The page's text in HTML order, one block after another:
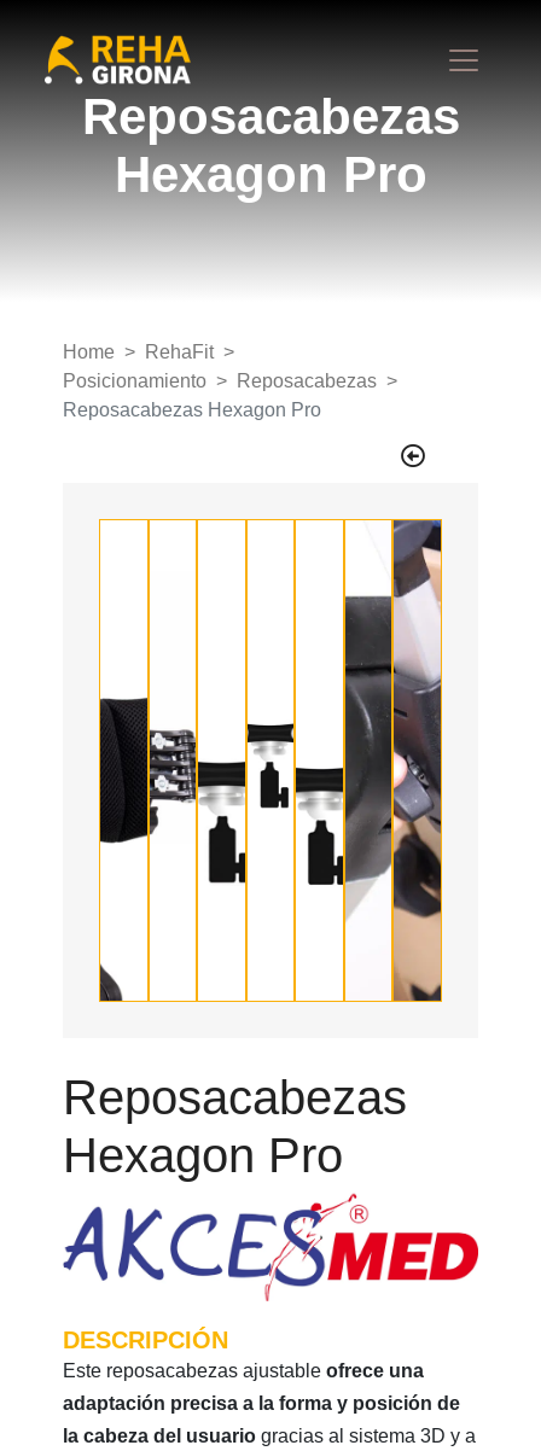
Reposacabezas
Hexagon Pro
Home
RehaFit
Posicionamiento
Reposacabezas
Reposacabezas Hexagon Pro
Reposacabezas
Hexagon Pro
DESCRIPCIÓN
Este reposacabezas ajustableofrece una
adaptación precisa a la forma y posición de
la cabeza del usuario gracias al sistema 3D y a